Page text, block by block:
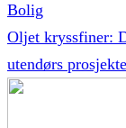
Bolig
Oljet kryssfiner:
utendørs